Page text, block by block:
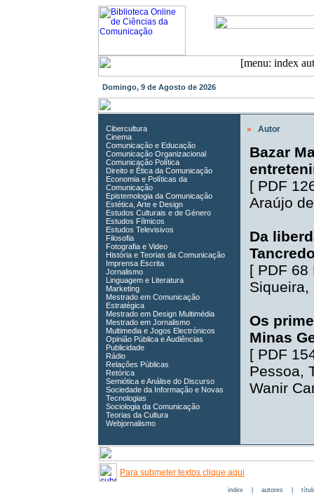
Domingo, 9 de Agosto de 2026
Cibercultura
Cinema
Comunicação e Educação
Comunicação Organizacional
Comunicação Política
Direito e Ética da Comunicação
Economia e Políticas da
Comunicação
Epistemologia da Comunicação
Estética, Arte e Design
Estudos Culturais e de Género
Estudos Fílmicos
Estudos Televisivos
Filosofia
Fotografia e Video
História e Teorias da Comunicação
Imprensa Escrita
Jornalismo
Linguagem e Literatura
Marketing
Mestrado em Comunicação
Estratégica
Mestrado em Design Multimédia
Mestrado em Jornalismo
Multimedia e Jogos Electrónicos
Opinião Pública e Audiências
Publicidade
Rádio
Relações Públicas
Retórica
Semiótica e Análise do Discurso
Sociedade da Informação e Novas
Tecnologias
Sociologia da Comunicação
Teorias da Cultura
Webjornalismo
» Autor
Bazar
[ PDF
Araújo
Da
[ PDF 68
Siqueira,
Os
Minas
[ PDF
Pessoa,
Wanir
Para submeter textos clique aqui
index| autores|